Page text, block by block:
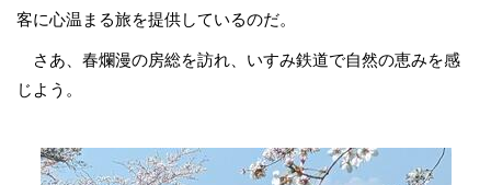
客に心温まる旅を提供しているのだ。
さあ、春爛漫の房総を訪れ、いすみ鉄道で自然の恵みを感
じよう。